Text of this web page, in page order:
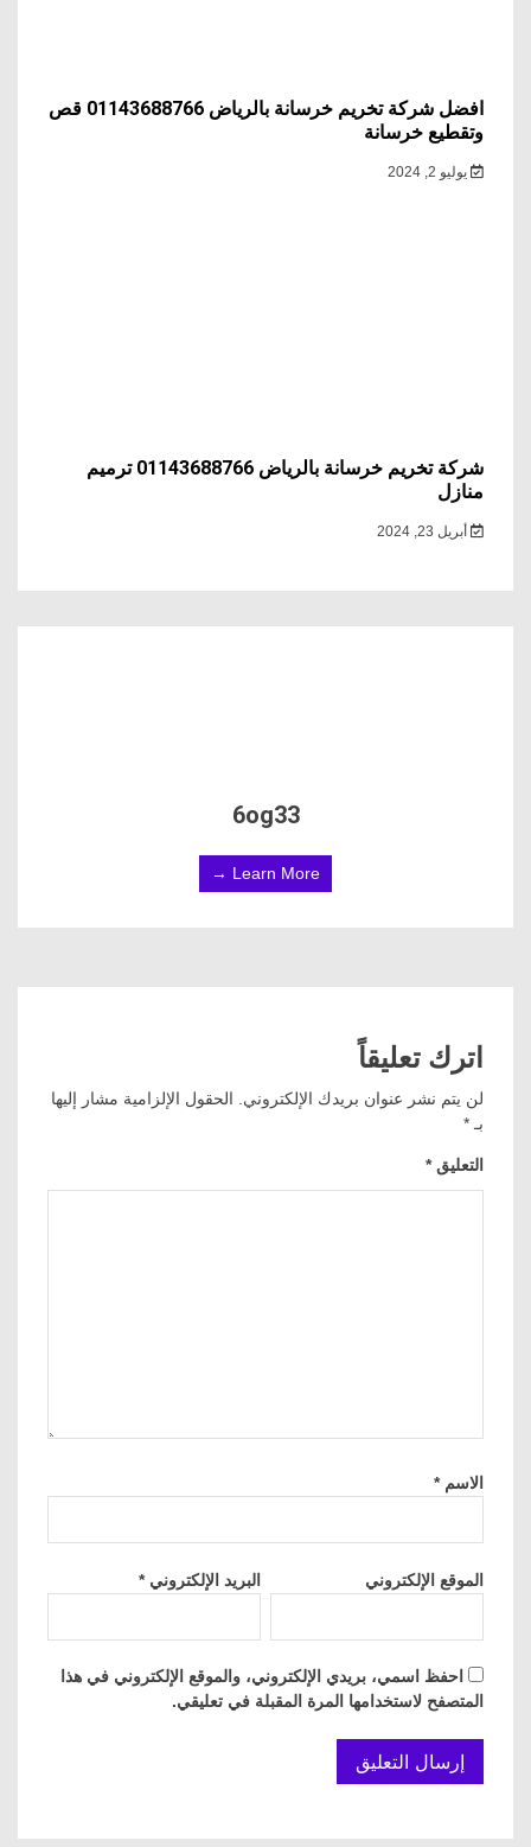
افضل شركة تخريم خرسانة بالرياض 01143688766 قص
وتقطيع خرسانة
يوليو 2, 2024
شركة تخريم خرسانة بالرياض 01143688766 ترميم
منازل
أبريل 23, 2024
6og33
Learn More →
اترك تعليقاً
لن يتم نشر عنوان بريدك الإلكتروني. الحقول الإلزامية مشار إليها
بـ*
التعليق*
الاسم*
البريد الإلكتروني* الموقع الإلكتروني
احفظ اسمي، بريدي الإلكتروني، والموقع الإلكتروني في هذا
المتصفح لاستخدامها المرة المقبلة في تعليقي.